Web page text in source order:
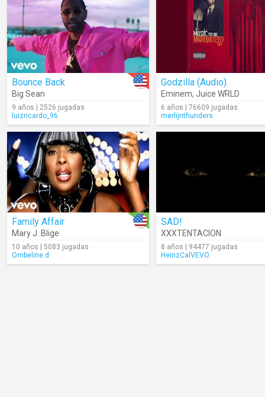
Bounce Back
Big Sean
9 años | 2526 jugadas
luizricardo_96
Godzilla (Audio)
Eminem, Juice WRLD
6 años | 76609 jugadas
merlijnthunders
Family Affair
Mary J. Blige
10 años | 5083 jugadas
Ombeline.d
SAD!
XXXTENTACION
8 años | 94477 jugadas
HeinzCalVEVO